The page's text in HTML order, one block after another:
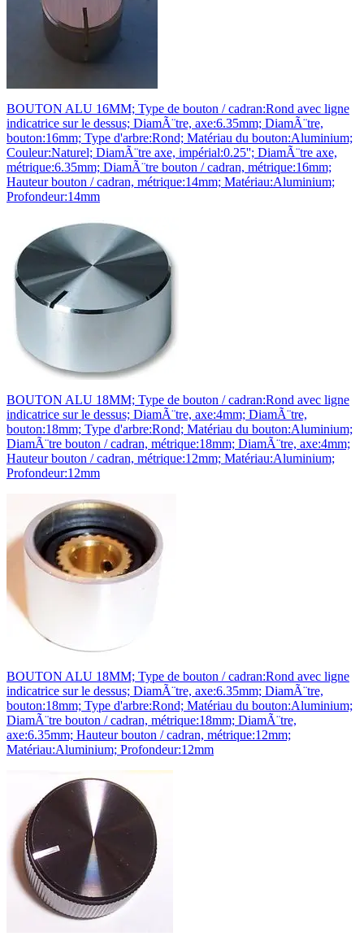
BOUTON ALU 16MM; Type de bouton / cadran:Rond avec ligne
indicatrice sur le dessus; DiamÃ¨tre, axe:6.35mm; DiamÃ¨tre,
bouton:16mm; Type d'arbre:Rond; Matériau du bouton:Aluminium;
Couleur:Naturel; DiamÃ¨tre axe, impérial:0.25''; DiamÃ¨tre axe,
métrique:6.35mm; DiamÃ¨tre bouton / cadran, métrique:16mm;
Hauteur bouton / cadran, métrique:14mm; Matériau:Aluminium;
Profondeur:14mm
BOUTON ALU 18MM; Type de bouton / cadran:Rond avec ligne
indicatrice sur le dessus; DiamÃ¨tre, axe:4mm; DiamÃ¨tre,
bouton:18mm; Type d'arbre:Rond; Matériau du bouton:Aluminium;
DiamÃ¨tre bouton / cadran, métrique:18mm; DiamÃ¨tre, axe:4mm;
Hauteur bouton / cadran, métrique:12mm; Matériau:Aluminium;
Profondeur:12mm
BOUTON ALU 18MM; Type de bouton / cadran:Rond avec ligne
indicatrice sur le dessus; DiamÃ¨tre, axe:6.35mm; DiamÃ¨tre,
bouton:18mm; Type d'arbre:Rond; Matériau du bouton:Aluminium;
DiamÃ¨tre bouton / cadran, métrique:18mm; DiamÃ¨tre,
axe:6.35mm; Hauteur bouton / cadran, métrique:12mm;
Matériau:Aluminium; Profondeur:12mm